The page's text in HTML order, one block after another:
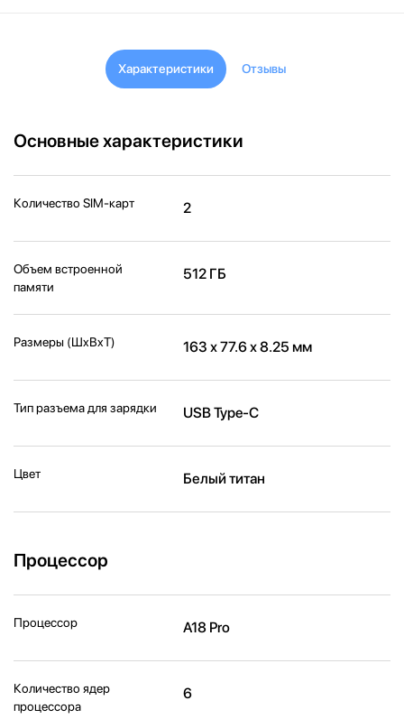
Характеристики Отзывы
Основные характеристики
Количество SIM-карт 2
Объем встроенной
памяти
512 ГБ
Размеры (ШxВxТ) 163 х 77.6 х 8.25 мм
Тип разъема для зарядки USB Type-C
Цвет Белый титан
Процессор
Процессор A18 Pro
Количество ядер
процессора
6